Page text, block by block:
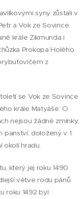
syny zůstali v
a Vok ze Sovince.
krále Zikmunda i
Prokopa Holého
z
se Vok ze Sovince
krále Matyáše. O
nejsou žádné zmínky,
doložený v 1.
okolí hradu.
který jej roku 1490
větve rodu pánů
roku 1492 byl